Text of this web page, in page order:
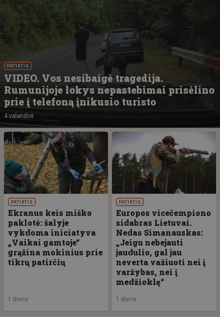
PATIRTIS
VIDEO. Vos nesibaigė tragedija.
Rumunijoje lokys nepastebimai prisėlino
prie į telefoną įnikusio turisto
4 valandos
PATIRTIS
Ekranus keis miško
paklotė: šalyje
vykdoma iniciatyva
„Vaikai gamtoje“
grąžina mokinius prie
tikrų patirčių
1 diena
PATIRTIS
Europos vicečempiono
sidabras Lietuvai.
Nedas Simanauskas:
„Jeigu nebejauti
jaudulio, gal jau
neverta važiuoti nei į
varžybas, nei į
medžioklę“
1 diena